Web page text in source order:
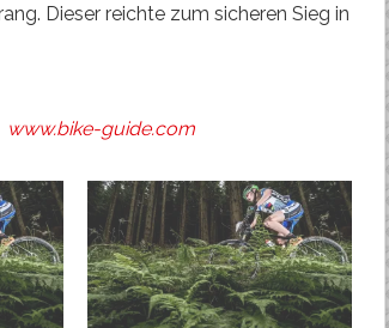
Dieser reichte zum sicheren Sieg in
www.bike-guide.com